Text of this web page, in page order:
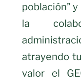
población”
la
atrayendo
valor el